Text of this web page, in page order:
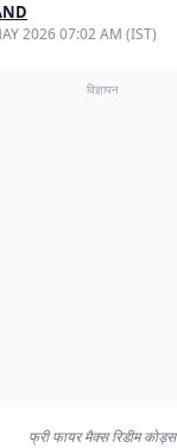
2026 07:02 AM (IST)
विज्ञापन
फ्री फायर मैक्स रिडीम कोड्स